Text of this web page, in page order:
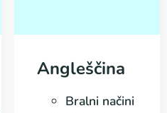
Angleščina
Bralni načini